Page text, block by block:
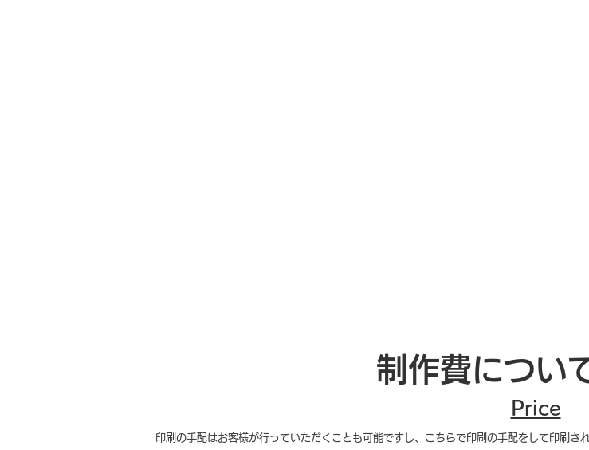
制作費につい
Price
印刷の手配はお客様が行っていただくことも可能ですし、こちらで印刷の手配をして印刷